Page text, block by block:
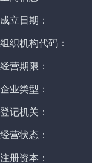
成立日期：
组织机构代码：
经营期限：
企业类型：
登记机关：
经营状态：
注册资本：